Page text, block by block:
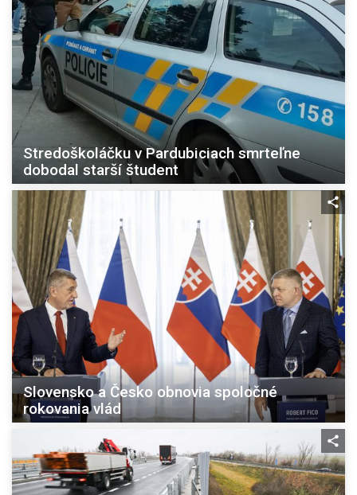
Stredoškoláčku v Pardubiciach smrteľne
dobodal starší študent
Slovensko a Česko obnovia spoločné
rokovania vlád